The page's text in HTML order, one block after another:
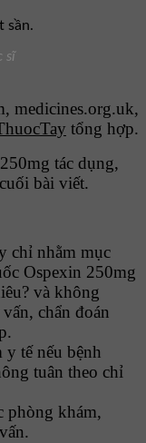
sần.
sĩ
medicines.org.uk,
tổng hợp.
tác dụng,
bài viết.
chỉ nhằm mục
Ospexin 250mg
và không
chẩn đoán
tế nếu bệnh
tuân theo chỉ
phòng khám,